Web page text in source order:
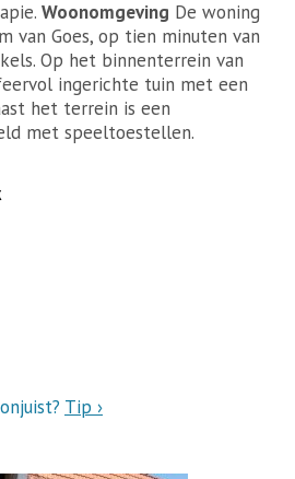
Woonomgeving De woning
van Goes, op tien minuten van
Op het binnenterrein van
ingerichte tuin met een
het terrein is een
met speeltoestellen.
Tip ›